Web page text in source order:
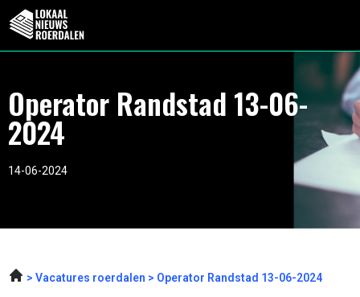
Operator Randstad 13-06-
2024
14-06-2024
Vacatures roerdalen Operator Randstad 13-06-2024